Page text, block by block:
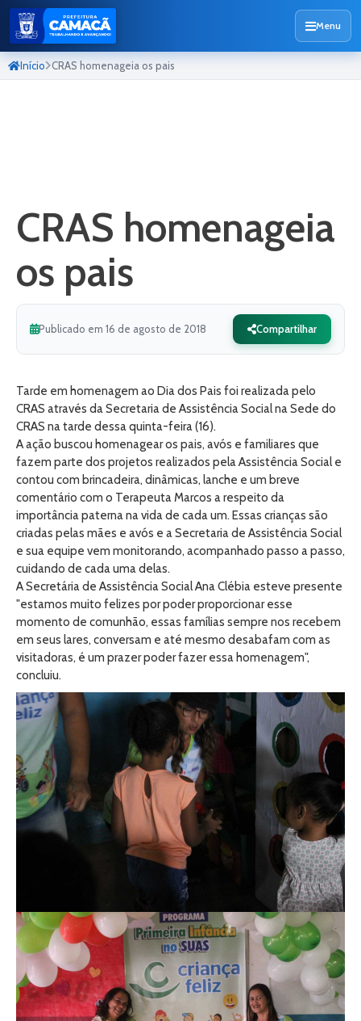
Menu
Início CRAS homenageia os pais
CRAS homenageia
os pais
Publicado em 16 de agosto de 2018 Compartilhar
Tarde em homenagem ao Dia dos Pais foi realizada pelo
CRAS através da Secretaria de Assistência Social na Sede do
CRAS na tarde dessa quinta-feira (16).
A ação buscou homenagear os pais, avós e familiares que
fazem parte dos projetos realizados pela Assistência Social e
contou com brincadeira, dinâmicas, lanche e um breve
comentário com o Terapeuta Marcos a respeito da
importância paterna na vida de cada um. Essas crianças são
criadas pelas mães e avós e a Secretaria de Assistência Social
e sua equipe vem monitorando, acompanhado passo a passo,
cuidando de cada uma delas.
A Secretária de Assistência Social Ana Clébia esteve presente
"estamos muito felizes por poder proporcionar esse
momento de comunhão, essas famílias sempre nos recebem
em seus lares, conversam e até mesmo desabafam com as
visitadoras, é um prazer poder fazer essa homenagem",
concluiu.